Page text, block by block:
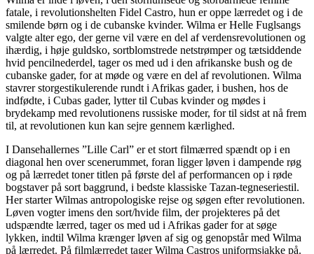
fatale, i revolutionshelten Fidel Castro, hun er oppe lærredet og i de
smilende børn og i de cubanske kvinder. Wilma er Helle Fuglsangs
valgte alter ego, der gerne vil være en del af verdensrevolutionen og
ihærdig, i høje guldsko, sortblomstrede netstrømper og tætsiddende
hvid pencilnederdel, tager os med ud i den afrikanske bush og de
cubanske gader, for at møde og være en del af revolutionen. Wilma
stavrer storgestikulerende rundt i Afrikas gader, i bushen, hos de
indfødte, i Cubas gader, lytter til Cubas kvinder og mødes i
brydekamp med revolutionens russiske moder, for til sidst at nå frem
til, at revolutionen kun kan sejre gennem kærlighed.
I Dansehallernes ”Lille Carl” er et stort filmærred spændt op i en
diagonal hen over scenerummet, foran ligger løven i dampende røg
og på lærredet toner titlen på første del af performancen op i røde
bogstaver på sort baggrund, i bedste klassiske Tazan-tegneseriestil.
Her starter Wilmas antropologiske rejse og søgen efter revolutionen.
Løven vogter imens den sort/hvide film, der projekteres på det
udspændte lærred, tager os med ud i Afrikas gader for at søge
lykken, indtil Wilma krænger løven af sig og genopstår med Wilma
på lærredet. På filmlærredet tager Wilma Castros uniformsjakke på.